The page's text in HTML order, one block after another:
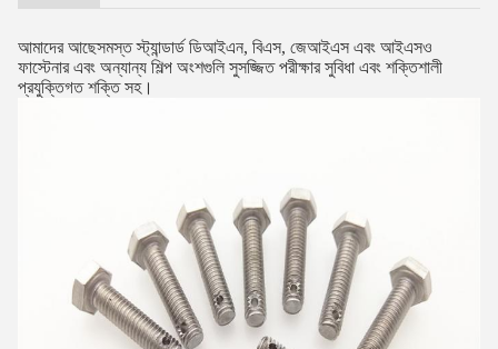
আমাদের আছেসমস্ত স্ট্যান্ডার্ড ডিআইএন, বিএস, জেআইএস এবং আইএসও
ফাস্টেনার এবং অন্যান্য শিল্প অংশগুলি সুসজ্জিত পরীক্ষার সুবিধা এবং শক্তিশালী
প্রযুক্তিগত শক্তি সহ।